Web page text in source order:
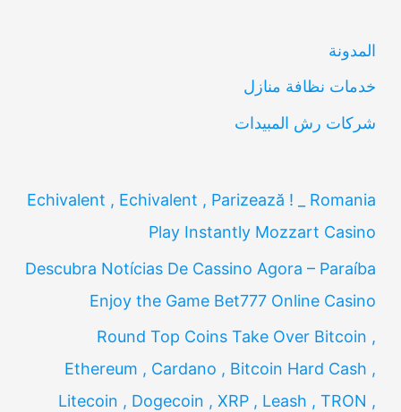
المدونة
خدمات نظافة منازل
شركات رش المبيدات
Echivalent , Echivalent , Parizează ! _ Romania
Play Instantly Mozzart Casino
Descubra Notícias De Cassino Agora – Paraíba
Enjoy the Game Bet777 Online Casino
Round Top Coins Take Over Bitcoin ,
Ethereum , Cardano , Bitcoin Hard Cash ,
Litecoin , Dogecoin , XRP , Leash , TRON ,